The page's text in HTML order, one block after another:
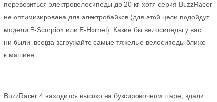
перевозиться электровелосипеды до 20 кг, хотя серия BuzzRacer
не оптимизирована для электробайков (для этой цели подойдут
модели E-Scorpion или E-Hornet). Какие бы велосипеды у вас
ни были, всегда загружайте самые тяжелые велосипеды ближе
к машине.
BuzzRacer 4 находится высоко на буксировочном шаре, вдали